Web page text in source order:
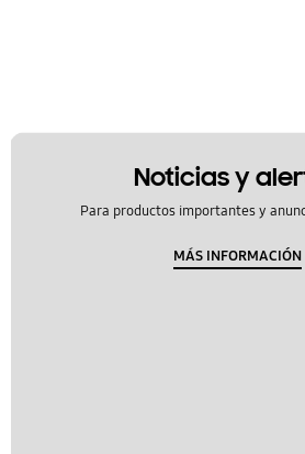
Noticias y
Para productos importantes y
MÁS INFORMACIÓN